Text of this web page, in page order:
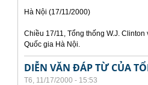
Hà Nội (17/11/2000)
Chiều 17/11, Tổng thống W.J.
Quốc gia Hà Nội.
DIỄN VĂN ĐÁP TỪ CỦA
T6, 11/17/2000 - 15:53